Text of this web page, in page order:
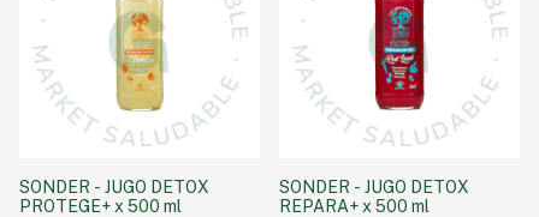
SONDER - JUGO DETOX
PROTEGE+ x 500 ml
SONDER - JUGO DETOX
REPARA+ x 500 ml